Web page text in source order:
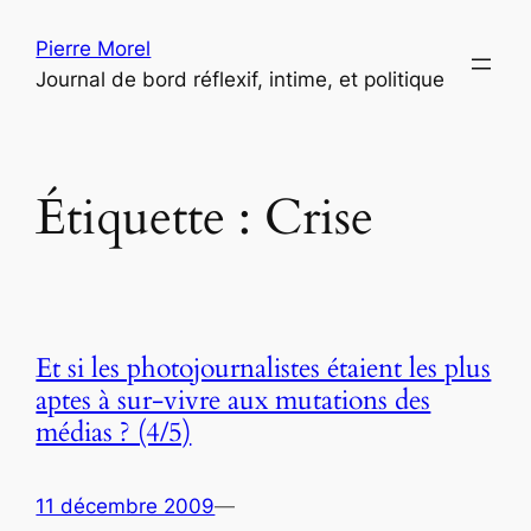
contenu
Pierre Morel
Journal de bord réflexif, intime, et politique
Étiquette : Crise
Et si les photojournalistes étaient les plus
aptes à sur-vivre aux mutations des
médias ? (4/5)
11 décembre 2009—